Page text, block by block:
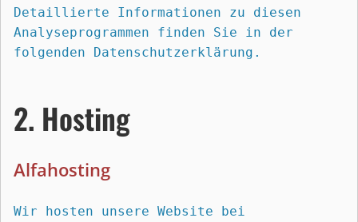
Detaillierte Informationen zu diesen
Analyseprogrammen finden Sie in der
folgenden Datenschutzerklärung.
2. Hosting
Alfahosting
Wir hosten unsere Website bei